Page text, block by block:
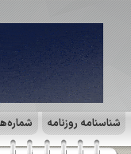
شناسنامه روزنامه